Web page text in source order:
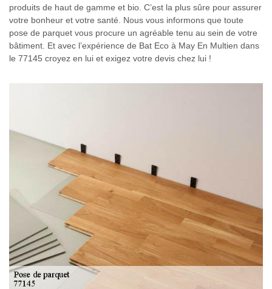
produits de haut de gamme et bio. C’est la plus sûre pour assurer
votre bonheur et votre santé. Nous vous informons que toute
pose de parquet vous procure un agréable tenu au sein de votre
bâtiment. Et avec l’expérience de Bat Eco à May En Multien dans
le 77145 croyez en lui et exigez votre devis chez lui !